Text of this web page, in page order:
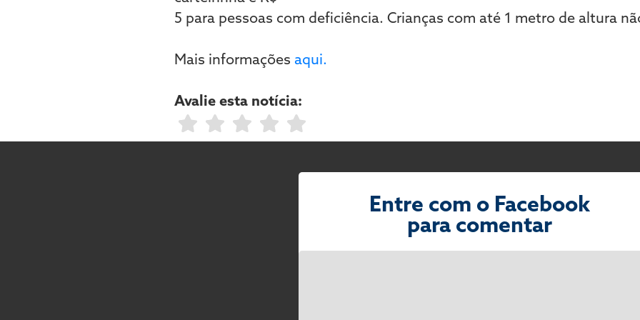
5 para pessoas com deficiência. Crianças com até 1 metro de altura
Mais informações aqui.
Avalie esta notícia:
Entre com o Facebook
para comentar